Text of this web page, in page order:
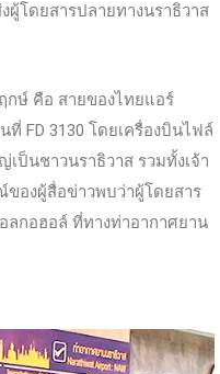
โดยสารปลายทางนราธิวาส
กษ์ คือ สายของไทยแอร์
ที่ FD 3130 โดยเครื่องบินไฟล์
เป็นชาวนราธิวาส รวมทั้งเจ้า
องผู้สื่อข่าวพบว่าผู้โดยสาร
ลกอฮอล์ ที่ทางท่าอากาศยาน